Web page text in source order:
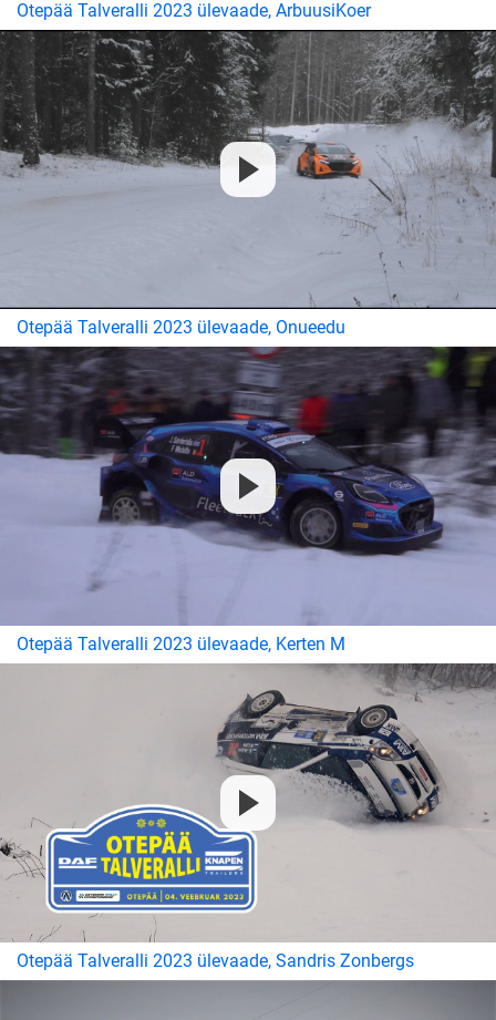
Otepää Talveralli 2023 ülevaade, ArbuusiKoer
Otepää Talveralli 2023 ülevaade, Onueedu
Otepää Talveralli 2023 ülevaade, Kerten M
Otepää Talveralli 2023 ülevaade, Sandris Zonbergs